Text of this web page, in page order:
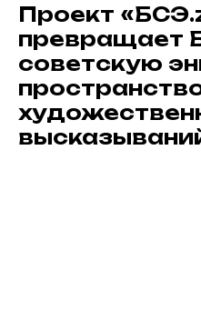
Проект
превращает
советскую